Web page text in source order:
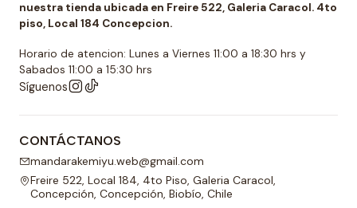
nuestra tienda ubicada en Freire 522, Galeria Caracol. 4to
piso, Local 184 Concepcion.
Horario de atencion: Lunes a Viernes 11:00 a 18:30 hrs y
Sabados 11:00 a 15:30 hrs
Síguenos
CONTÁCTANOS
mandarakemiyu.web@gmail.com
Freire 522, Local 184, 4to Piso, Galeria Caracol,
Concepción, Concepción, Biobío, Chile